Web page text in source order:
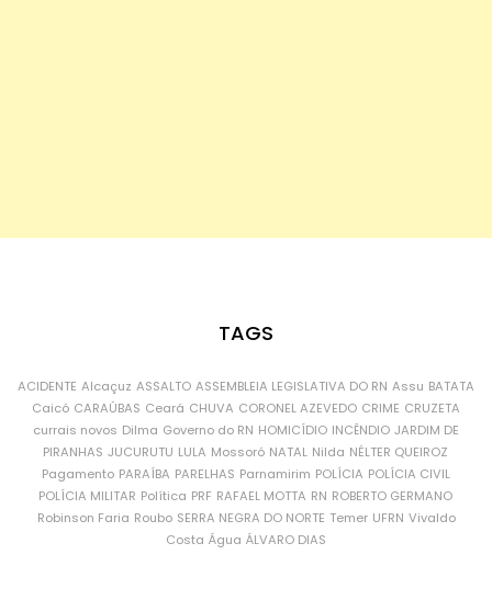
TAGS
ACIDENTE Alcaçuz ASSALTO ASSEMBLEIA LEGISLATIVA DO RN Assu BATATA
Caicó CARAÚBAS Ceará CHUVA CORONEL AZEVEDO CRIME CRUZETA
currais novos Dilma Governo do RN HOMICÍDIO INCÊNDIO JARDIM DE
PIRANHAS JUCURUTU LULA Mossoró NATAL Nilda NÉLTER QUEIROZ
Pagamento PARAÍBA PARELHAS Parnamirim POLÍCIA POLÍCIA CIVIL
POLÍCIA MILITAR Política PRF RAFAEL MOTTA RN ROBERTO GERMANO
Robinson Faria Roubo SERRA NEGRA DO NORTE Temer UFRN Vivaldo
Costa Água ÁLVARO DIAS